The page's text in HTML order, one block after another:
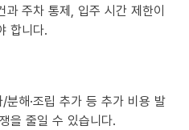
과 주차 통제, 입주 시간 제한이
합니다.
해·조립 추가 등 추가 비용 발
을 줄일 수 있습니다.